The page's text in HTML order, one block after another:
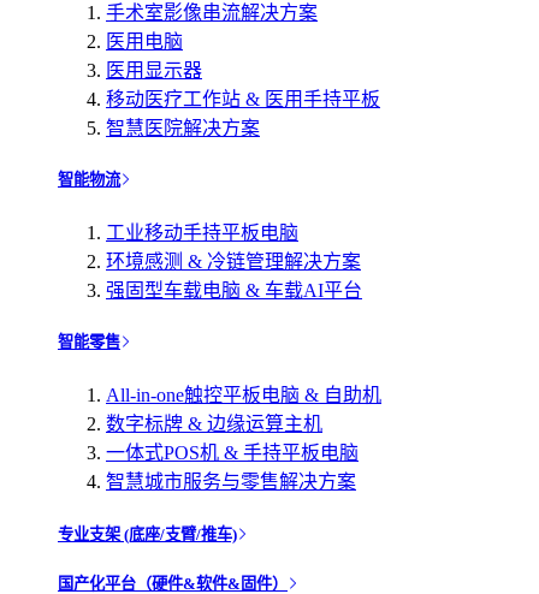
手术室影像串流解决方案
医用电脑
医用显示器
移动医疗工作站 & 医用手持平板
智慧医院解决方案
智能物流
工业移动手持平板电脑
环境感测 & 冷链管理解决方案
强固型车载电脑 & 车载AI平台
智能零售
All-in-one触控平板电脑 & 自助机
数字标牌 & 边缘运算主机
一体式POS机 & 手持平板电脑
智慧城市服务与零售解决方案
专业支架 (底座/支臂/推车)
国产化平台（硬件&软件&固件）